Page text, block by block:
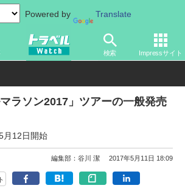
Powered by Translate
検索 Impressサイト
海外旅行 ハワイ
ラソン2017」ツアーの一般発売
月12日開始
編集部：谷川 潔 2017年5月11日 18:09